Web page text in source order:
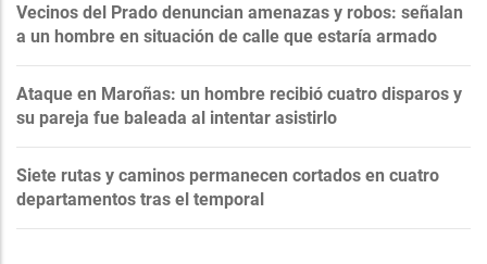
Vecinos del Prado denuncian amenazas y robos: señalan
a un hombre en situación de calle que estaría armado
Ataque en Maroñas: un hombre recibió cuatro disparos y
su pareja fue baleada al intentar asistirlo
Siete rutas y caminos permanecen cortados en cuatro
departamentos tras el temporal